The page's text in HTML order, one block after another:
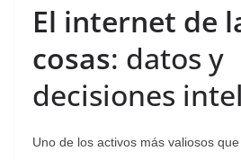
El internet de
cosas: datos y
decisiones
Uno de los activos más valiosos